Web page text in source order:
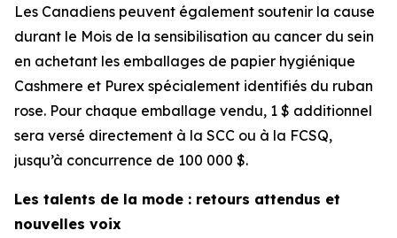
Les Canadiens peuvent également soutenir la cause
durant le Mois de la sensibilisation au cancer du sein
en achetant les emballages de papier hygiénique
Cashmere et Purex spécialement identifiés du ruban
rose. Pour chaque emballage vendu, 1 $ additionnel
sera versé directement à la SCC ou à la FCSQ,
jusqu’à concurrence de 100 000 $.
Les talents de la mode : retours attendus et
nouvelles voix